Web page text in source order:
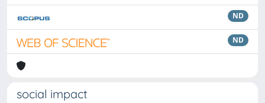
ND
ND
social impact